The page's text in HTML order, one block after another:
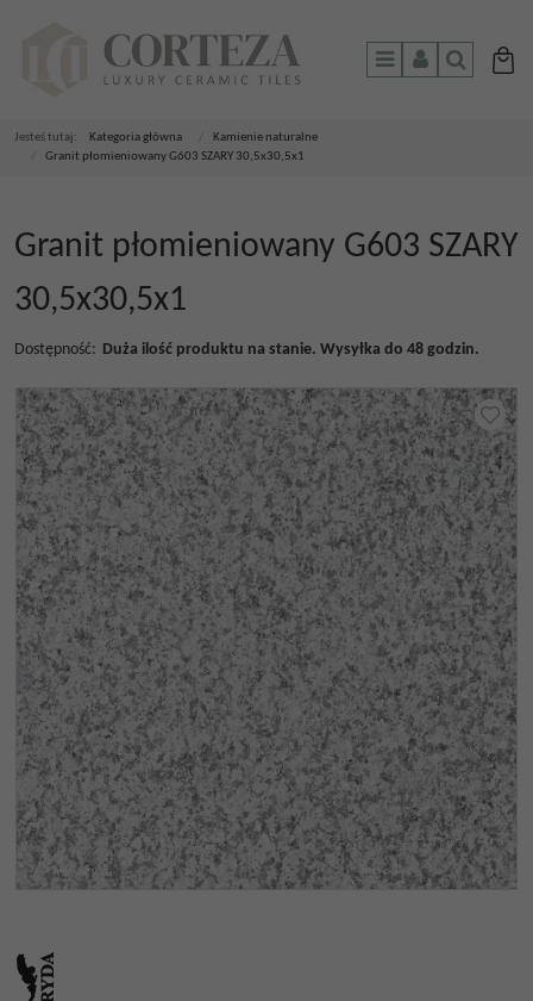
MenuPanelSzukaj
Jesteś tutaj: Kategoria główna
Kamienie naturalne
Granit płomieniowany G603 SZARY 30,5x30,5x1
Granit płomieniowany G603 SZARY
30,5x30,5x1
Dostępność: Duża ilość produktu na stanie. Wysyłka do 48 godzin.